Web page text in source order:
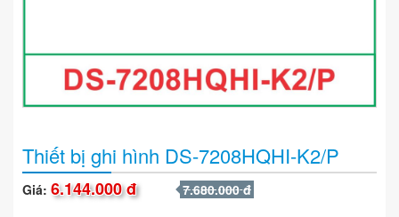
Thiết bị ghi hình DS-7208HQHI-K2/P
Giá: 6.144.000 đ 7.680.000 đ